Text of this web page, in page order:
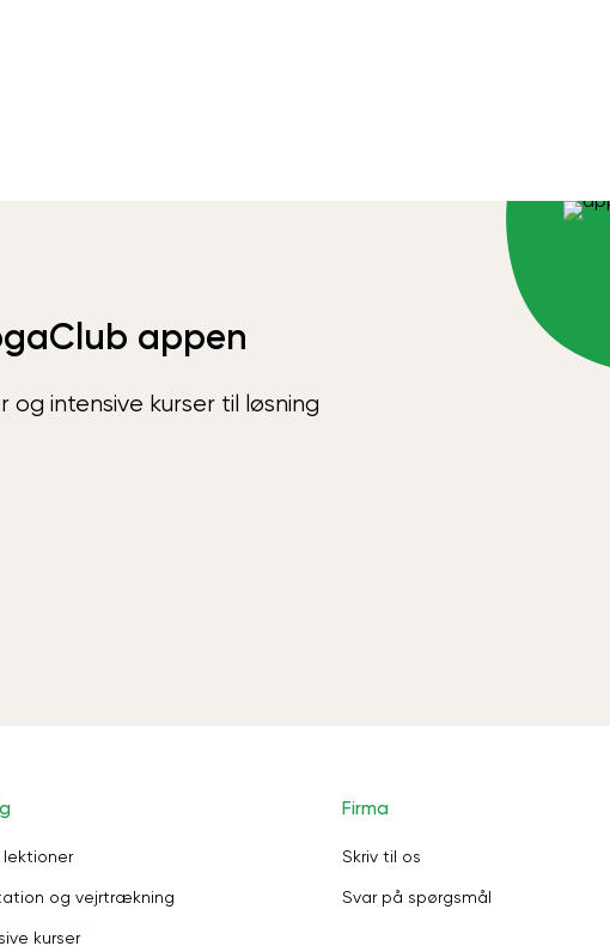
appen
intensive kurser til løsning
lektioner
og vejrtrækning
kurser
Firma
Skriv til os
Svar på spørgsmål